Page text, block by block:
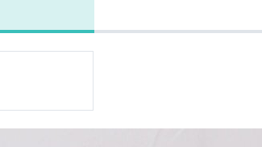
1200萬像素
片 Face ID